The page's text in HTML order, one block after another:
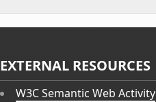
EXTERNAL RESOURCES
W3C Semantic Web Activity